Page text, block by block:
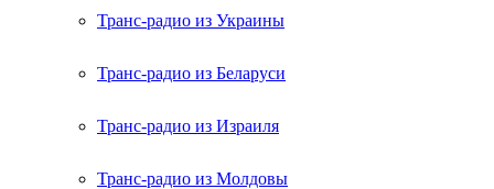
Транс-радио из Украины
Транс-радио из Беларуси
Транс-радио из Израиля
Транс-радио из Молдовы